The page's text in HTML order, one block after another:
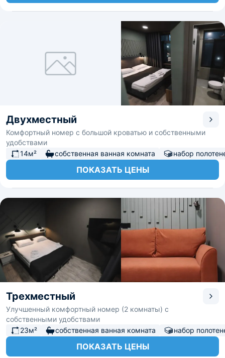
Двухместный
Комфортный номер с большой кроватью и собственными
удобствами
14м²
собственная ванная комната набор
ПОКАЗАТЬ ЦЕНЫ
Трехместный
Улучшенный комфортный номер (2 комнаты) с
собственными удобствами
23м²
собственная ванная комната набор
ПОКАЗАТЬ ЦЕНЫ